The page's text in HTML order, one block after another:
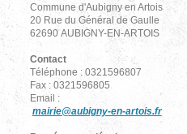
Commune d'Aubigny en Artois
20 Rue du Général de Gaulle
62690 AUBIGNY-EN-ARTOIS
Contact
Téléphone : 0321596807
Fax : 0321596805
Email :
mairie@aubigny-en-artois.fr